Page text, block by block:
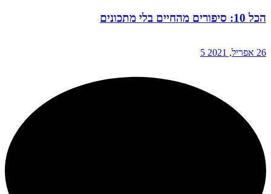
הכל 10: סיפורים מהחיים בלי מתכונים
26 אפריל, 2021 5